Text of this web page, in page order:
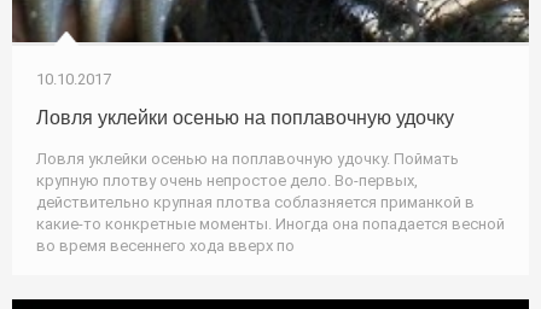
10.10.2017
Ловля уклейки осенью на поплавочную удочку
Ловля уклейки осенью на поплавочную удочку. Поймать
крупную плотву очень непростое дело. Во-первых,
действительно крупная плотва соблазняется приманкой в
какие-то конкретные моменты. Иногда она попадается весной
во время весеннего хода вверх по